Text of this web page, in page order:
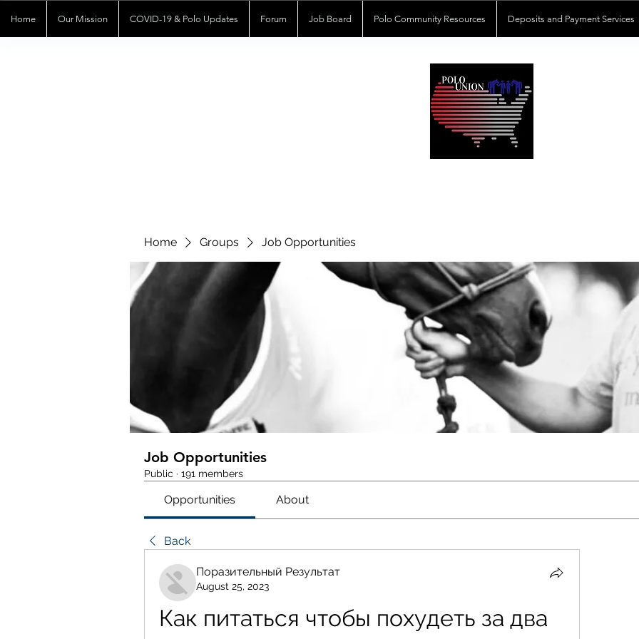
Home Our Mission COVID-19 & Polo Updates Forum Job Board Polo Community Resources Deposits and Payment Services
Home Groups Job Opportunities
Job Opportunities
Public · 191 members
Opportunities About
Back
Поразительный Результат
August 25, 2023
Как питаться чтобы похудеть за два